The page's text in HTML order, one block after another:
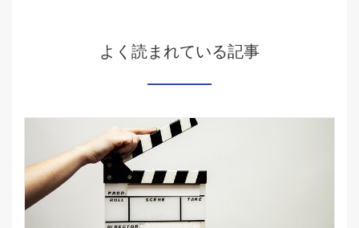
よく読まれている記事